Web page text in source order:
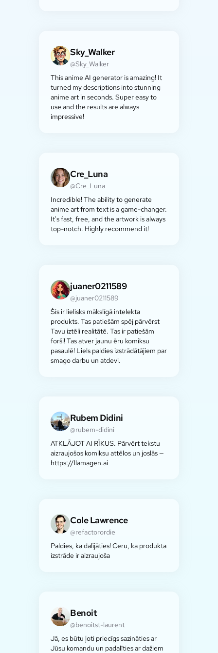
Sky_Walker
@Sky_Walker
This anime AI generator is amazing! It
turned my descriptions into stunning
anime art in seconds. Super easy to
use and the results are always
impressive!
Cre_Luna
@Cre_Luna
Incredible! The ability to generate
anime art from text is a game-changer.
It's fast, free, and the artwork is always
top-notch. Highly recommend it!
juaner0211589
@juaner0211589
Šis ir lielisks mākslīgā intelekta
produkts. Tas patiešām spēj pārvērst
Tavu iztēli realitātē. Tas ir patiešām
forši! Tas atver jaunu ēru komiksu
pasaulē! Liels paldies izstrādātājiem par
smago darbu un atdevi.
Rubem Didini
@rubem-didini
ATKLĀJOT AI RĪKUS. Pārvērt tekstu
aizraujošos komiksu attēlos un joslās —
https://llamagen.ai
Cole Lawrence
@refactorordie
Paldies, ka dalījāties! Ceru, ka produkta
izstrāde ir aizraujoša
Benoit
@benoitst-laurent
Jā, es būtu ļoti priecīgs sazināties ar
Jūsu komandu un padalīties ar dažiem